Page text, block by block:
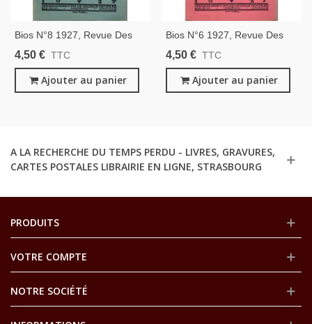
Bios N°8 1927, Revue Des
Sciences Naturelles,
Angewandte
Naturwissenschaftern -
4,50 € TTC
Ajouter au panier
Bios N°6 1927, Revue Des
Sciences Naturelles,
Angewandte
Naturwissenschaftern -
4,50 € TTC
Ajouter au panier
A LA RECHERCHE DU TEMPS PERDU - LIVRES, GRAVURES,
CARTES POSTALES LIBRAIRIE EN LIGNE, STRASBOURG
PRODUITS
VOTRE COMPTE
NOTRE SOCIÉTÉ